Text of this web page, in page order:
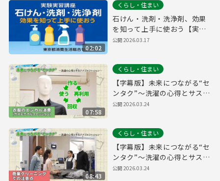
02:02
くらし・住まい
石けん・洗剤・洗浄剤、効果
を知って上手に使おう【実験
実習講座より】
公開2026.03.17
07:58
くらし・住まい
【字幕版】未来につながる“セ
ンタク”～洗濯の心得とサステ
ナブルファッション～【衣類
公開2026.03.24
08:43
くらし・住まい
【字幕版】未来につながる“セ
ンタク”～洗濯の心得とサステ
ナブルファッション～【商業
公開2026.03.24